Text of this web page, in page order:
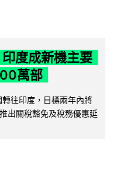
度成新機主要
萬部
往印度，目標兩年內將
出關稅豁免及稅務優惠延